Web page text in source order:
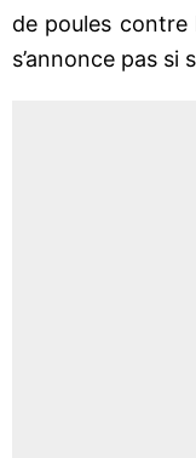
de poules contre
s’annonce pas si